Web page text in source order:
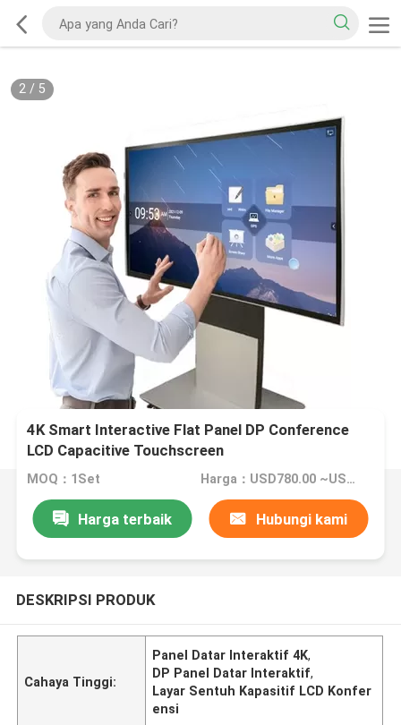
2/ 5
4K Smart Interactive Flat Panel DP Conference
LCD Capacitive Touchscreen
MOQ：1Set Harga：USD780.00 ~USD3890.00
Harga terbaik Hubungi kami
DESKRIPSI PRODUK
Cahaya Tinggi:
Panel Datar Interaktif 4K,
DP Panel Datar Interaktif,
Layar Sentuh Kapasitif LCD Konfer
ensi